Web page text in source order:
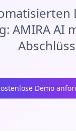
AMIRA AI
Demo